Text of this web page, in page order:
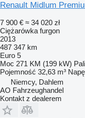
Renault Midlum
7 900 € ≈ 34 020 zł
Ciężarówka furgon
2013
487 347 km
Euro 5
Moc 271 KM (199 kW)
Pojemność 32,63 m³
Niemcy, Dahlem
AO Fahrzeughandel
Kontakt z dealerem